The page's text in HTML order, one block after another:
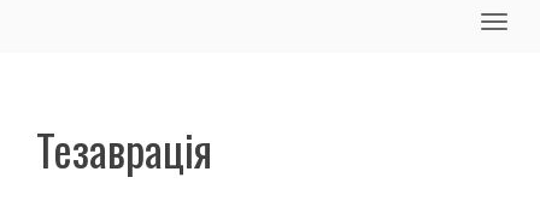
Toggle
Тезаврація